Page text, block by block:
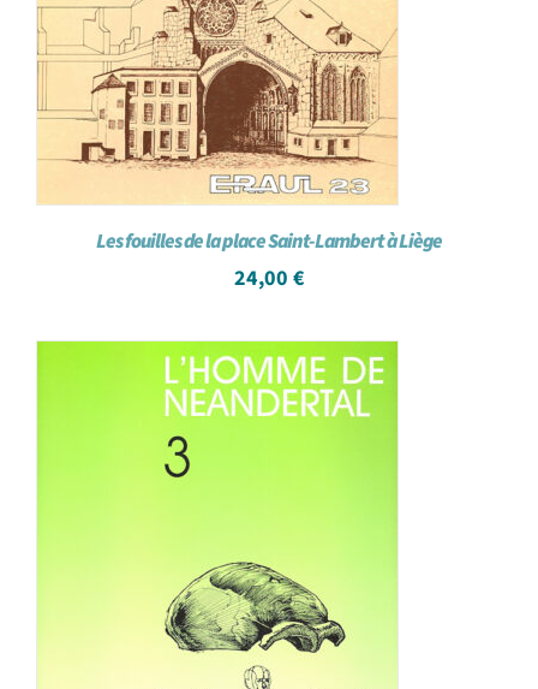
Les fouilles de la place Saint-Lambert à Liège
24,00 €